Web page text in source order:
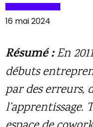
16 mai 2024
Résumé :En
débuts
par des erreurs,